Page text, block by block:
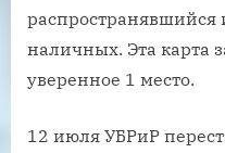
распространявшийся
наличных. Эта карта
уверенное 1 место.
12 июля УБРиР